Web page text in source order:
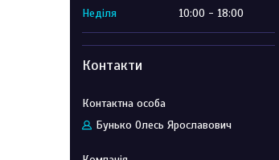
Неділя
10:00 18:00
Контакти
Бунько Олесь Ярославович